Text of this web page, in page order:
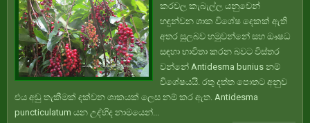
කරවල කැබැල්ල යනුවෙන්
හඳුන්වන ශාක විශේෂ දෙකක් ඇති
අතර සුලබව හමුවන්නේ සහ ඖෂධ
සඳහා භාවිතා කරන බවට විස්තර
වන්නේ Antidesma bunius නම්
විශේෂයයි. රතු දත්ත පොතට අනුව
එය අඩු තැකීමක් දක්වන ශාකයක් ලෙස නම් කර ඇත. Antidesma
puncticulatum යන උද්භිද නාමයෙන්...